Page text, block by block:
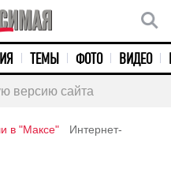
ТЕМЫ ФОТО ВИДЕО
версию сайта
в "Максе" Интернет-